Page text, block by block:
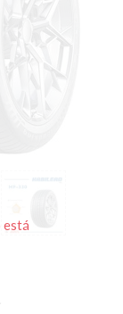
está